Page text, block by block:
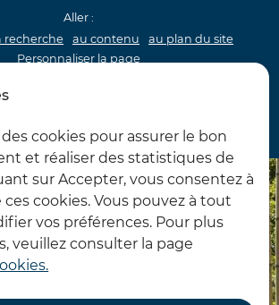
cookies pour assurer le bon
et réaliser des statistiques de
sur Accepter, vous consentez à
ces cookies. Vous pouvez à tout
vos préférences. Pour plus
veuillez consulter la page
Aller :
recherche au contenu
au plan du site
Personnaliser la page
Menu